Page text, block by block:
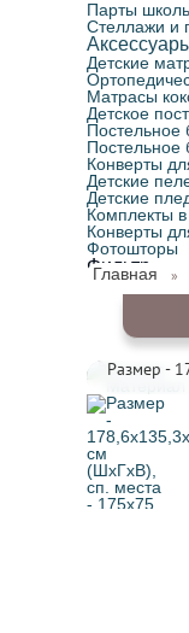
Парты
Стеллажи и
Детские
Матрасы
Детское
Постельное
Постельное
Конверты
Детские
Детские
Комплекты в
Конверты
Фотошторы
Фильтр
Главная »
Размер -